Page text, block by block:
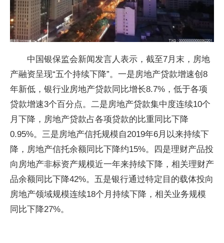
中国银保监会新闻发言人表示，截至7月末，房地
产融资呈现“五个持续下降”。一是房地产贷款增速创8
年新低，银行业房地产贷款同比增长8.7%，低于各项
贷款增速3个百分点。二是房地产贷款集中度连续10个
月下降，房地产贷款占各项贷款的比重同比下降
0.95%。三是房地产信托规模自2019年6月以来持续下
降，房地产信托余额同比下降约15%。四是理财产品投
向房地产非标资产规模近一年来持续下降，相关理财产
品余额同比下降42%。五是银行通过特定目的载体投向
房地产领域规模连续18个月持续下降，相关业务规模
同比下降27%。